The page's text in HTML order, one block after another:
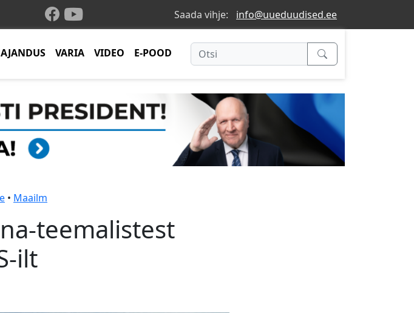
Saada vihje: info@uueduudised.ee
VARIA VIDEO E-POOD
• Maailm
teemalistest
ilt